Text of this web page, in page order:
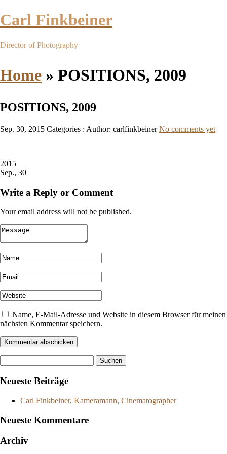
Carl Finkbeiner
Director of Photography
Home » POSITIONS, 2009
POSITIONS, 2009
Sep. 30, 2015 Categories : Author: carlfinkbeiner No comments yet
2015
Sep., 30
Write a Reply or Comment
Your email address will not be published.
Name, E-Mail-Adresse und Website in diesem Browser für meinen
nächsten Kommentar speichern.
nach:
Neueste Beiträge
Carl Finkbeiner, Kameramann, Cinematographer
Neueste Kommentare
Archiv